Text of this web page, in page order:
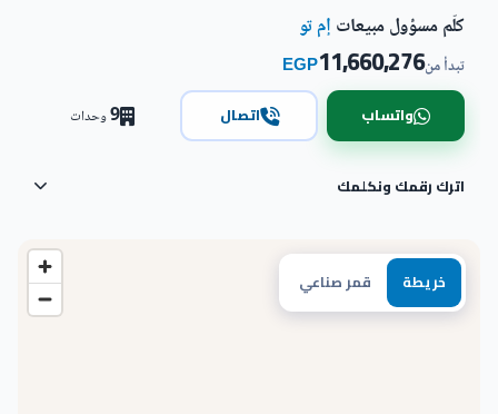
خريطة قمر صناعي
كلّم مسؤول مبيعات إم تو
تبدأ من11,660,276
EGP
واتساب اتصال 9وحدات
اترك رقمك ونكلمك